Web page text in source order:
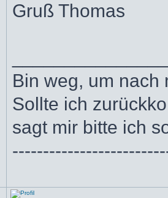
Gruß Thomas
Bin weg, um nach
Sollte ich
sagt mir bitte ich